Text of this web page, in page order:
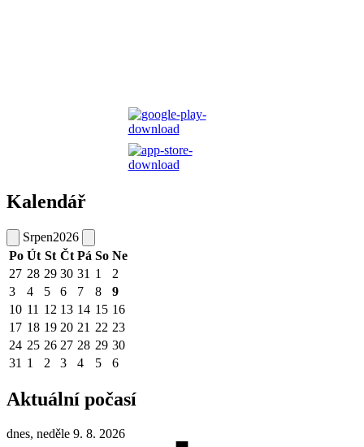
Kalendář
Srpen2026
Po Út St Čt Pá So Ne
27 28 29 30 31 1
2
3
4 5 6 7 8
9
10 11 12 13 14 15 16
17 18 19 20 21 22 23
24 25 26 27 28 29 30
31 1 2 3 4 5 6
Aktuální počasí
dnes, neděle 9. 8. 2026